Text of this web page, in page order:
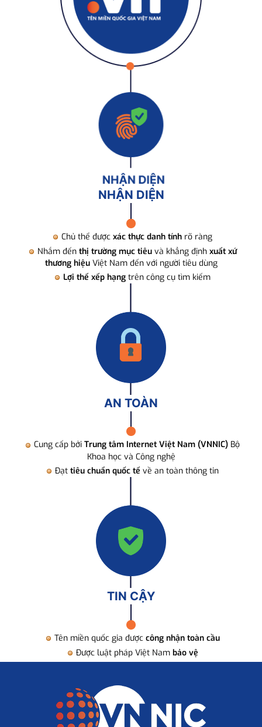
NHẬN DIỆN
Chủ thể được xác thực danh tính rõ ràng
Nhắm đến thị trường mục tiêuvà khẳng định xuất xứ
thương hiệuViệt Nam đến với người tiêu dùng
Lợi thế xếp hạng trên công cụ tìm kiếm
AN TOÀN
Cung cấp bởi Trung tâm Internet Việt Nam (VNNIC) Bộ
Khoa học và Công nghệ
Đạt tiêu chuẩn quốc tế về an toàn thông tin
TIN CẬY
Tên miền quốc gia được công nhận toàn cầu
Được luật pháp Việt Nam bảo vệ